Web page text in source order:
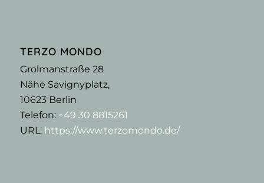
TERZO MONDO
Grolmanstraße 28
Nähe Savignyplatz,
10623Berlin
Telefon: +49 30 8815261
URL: https://www.terzomondo.de/